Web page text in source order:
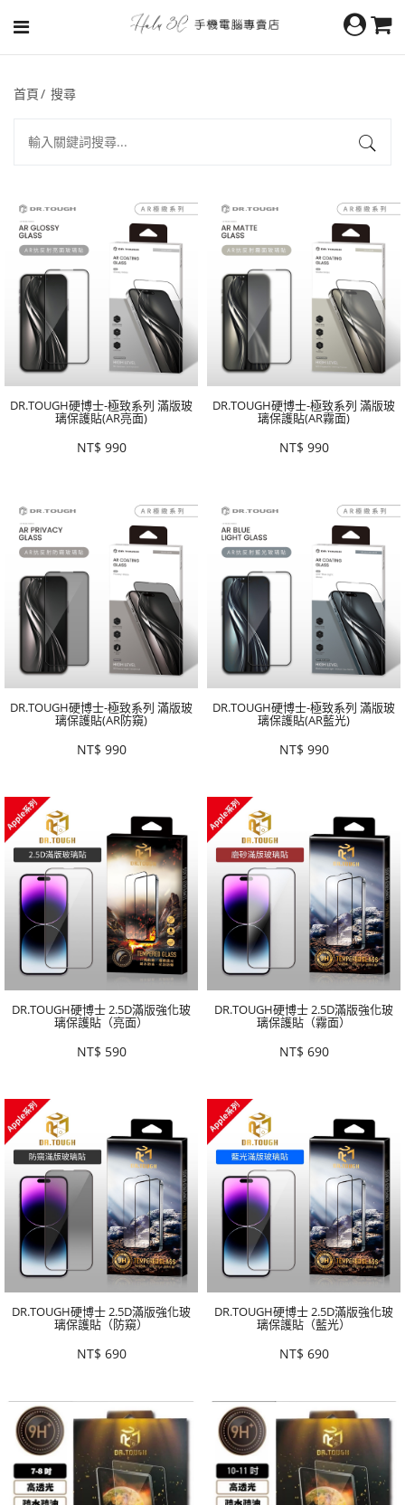
首頁 搜尋
DR.TOUGH硬博士-極致系列 滿版玻
璃保護貼(AR亮面)
NT$ 990
DR.TOUGH硬博士-極致系列 滿版玻
璃保護貼(AR霧面)
NT$ 990
DR.TOUGH硬博士-極致系列 滿版玻
璃保護貼(AR防窺)
NT$ 990
DR.TOUGH硬博士-極致系列 滿版玻
璃保護貼(AR藍光)
NT$ 990
DR.TOUGH硬博士 2.5D滿版強化玻
璃保護貼（亮面）
NT$ 590
DR.TOUGH硬博士 2.5D滿版強化玻
璃保護貼（霧面）
NT$ 690
DR.TOUGH硬博士 2.5D滿版強化玻
璃保護貼（防窺）
NT$ 690
DR.TOUGH硬博士 2.5D滿版強化玻
璃保護貼（藍光）
NT$ 690